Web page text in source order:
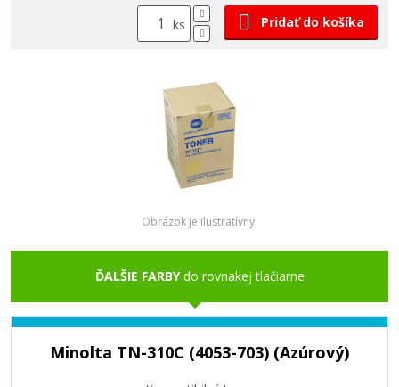
ks Pridať do košíka
Obrázok je ilustratívny.
ĎALŠIE FARBYdo rovnakej tlačiarne
Minolta TN-310C (4053-703) (Azúrový)